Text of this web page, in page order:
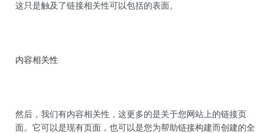
这只是触及了链接相关性可以包括的表面。
内容相关性
然后，我们有内容相关性，这更多的是关于您网站上的链接页
面。它可以是现有页面，也可以是您为帮助链接构建而创建的全